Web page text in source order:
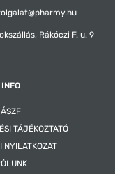
Rákóczi F. u. 9
INFO
ÁSZF
TÁJÉKOZTATÓ
NYILATKOZAT